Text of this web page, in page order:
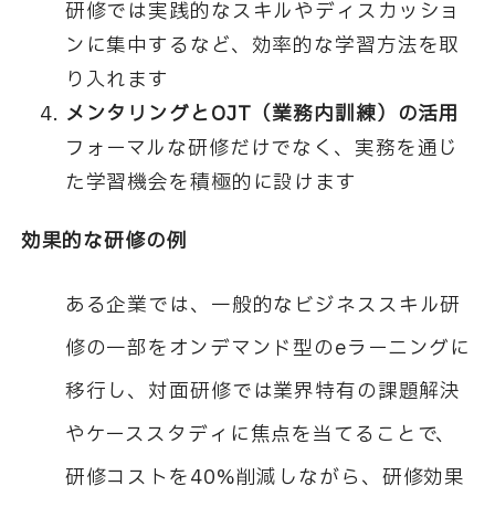
研修では実践的なスキルやディスカッショ
ンに集中するなど、効率的な学習方法を取
り入れます
メンタリングとOJT（業務内訓練）の活用
フォーマルな研修だけでなく、実務を通じ
た学習機会を積極的に設けます
効果的な研修の例
ある企業では、一般的なビジネススキル研
修の一部をオンデマンド型のeラーニングに
移行し、対面研修では業界特有の課題解決
やケーススタディに焦点を当てることで、
研修コストを40%削減しながら、研修効果